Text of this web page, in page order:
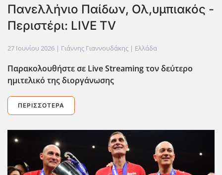
Πανελλήνιο Παίδων, Ολ,υμπιακός -
Περιστέρι: LIVE TV
27 Ιουνίου 2026 | Γιάννης Γιαννουδάκης | Ελλάδα
Παρακολουθήστε σε Live Streaming τον δεύτερο
ημιτελικό της διοργάνωσης
ΠΕΡΙΣΣΌΤΕΡΑ